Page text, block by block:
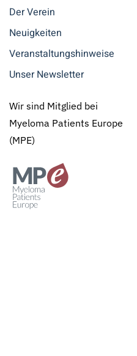
Der Verein
Neuigkeiten
Veranstaltungshinweise
Unser Newsletter
Wir sind Mitglied bei
Myeloma Patients Europe
(MPE)